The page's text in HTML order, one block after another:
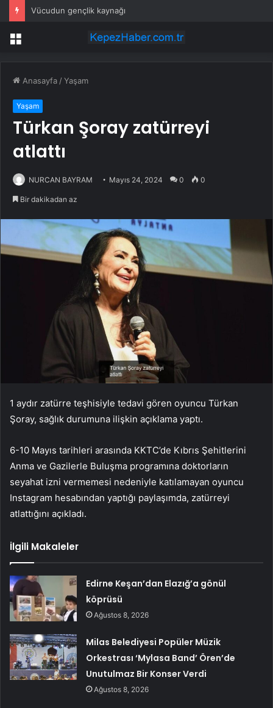
Vücudun gençlik kaynağı
Menü
Anasayfa /Yaşam
Yaşam
Türkan Şoray zatürreyi
atlattı
NURCAN BAYRAM Mayıs 24, 2024 0 0
Bir dakikadan az
1 aydır zatürre teşhisiyle tedavi gören oyuncu Türkan
Şoray, sağlık durumuna ilişkin açıklama yaptı.
6-10 Mayıs tarihleri arasında KKTC’de Kıbrıs Şehitlerini
Anma ve Gazilerle Buluşma programına doktorların
seyahat izni vermemesi nedeniyle katılamayan oyuncu
Instagram hesabından yaptığı paylaşımda, zatürreyi
atlattığını açıkladı.
İlgili Makaleler
Edirne Keşan’dan Elazığ’a gönül
köprüsü
Ağustos 8, 2026
Milas Belediyesi Popüler Müzik
Orkestrası ‘Mylasa Band’ Ören’de
Unutulmaz Bir Konser Verdi
Ağustos 8, 2026